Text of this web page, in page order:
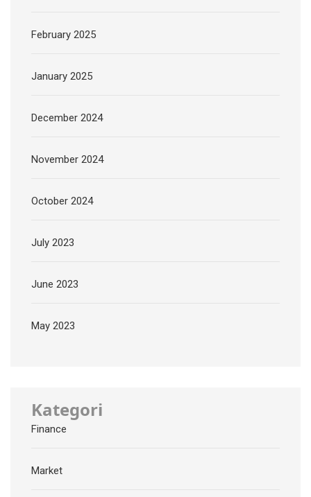
February 2025
January 2025
December 2024
November 2024
October 2024
July 2023
June 2023
May 2023
Kategori
Finance
Market